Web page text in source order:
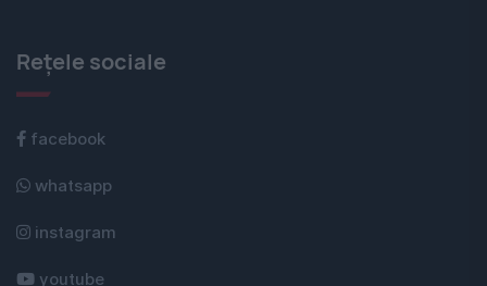
Rețele sociale
facebook
whatsapp
instagram
youtube